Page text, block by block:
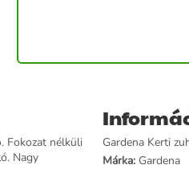
Fokozat nélküli
Nagy
Gardena Kerti
Márka:Gardena